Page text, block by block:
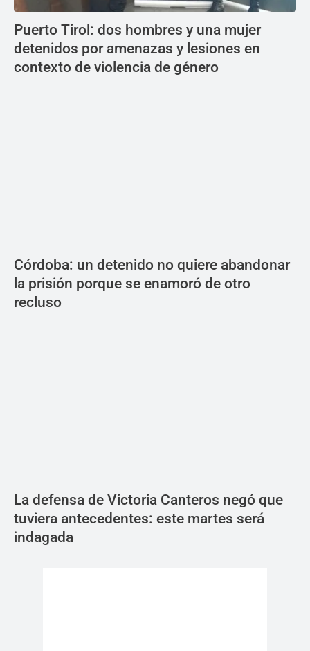
Puerto Tirol: dos hombres y una mujer
detenidos por amenazas y lesiones en
contexto de violencia de género
Córdoba: un detenido no quiere abandonar
la prisión porque se enamoró de otro
recluso
La defensa de Victoria Canteros negó que
tuviera antecedentes: este martes será
indagada